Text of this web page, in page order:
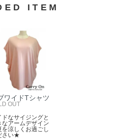
ITEM
ワイドTシャツ
OUT
ドなサイジングと
なアームデザイン
を涼しくお過ごし
さい★